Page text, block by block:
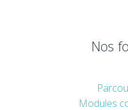
Nos
Modules